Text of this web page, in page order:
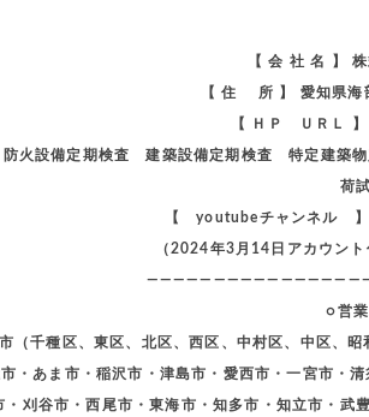
【 会 社 名 】
【 住 所 】 愛知県海
【 ＨＰ ＵＲＬ
火設備定期検査 建築設備定期検査 特定建築
荷
【 youtubeチャンネル
（2024年3月14日アカウン
○営
（千種区、東区、北区、西区、中村区、中区、
・あま市・稲沢市・津島市・愛西市・一宮市・
・刈谷市・西尾市・東海市・知多市・知立市・武